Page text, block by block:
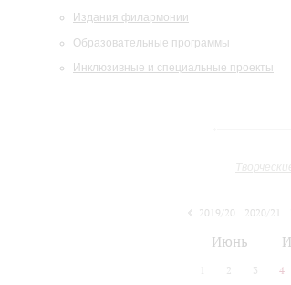
Издания филармонии
Образовательные программы
Инклюзивные и специальные проекты
2019/20 2020/21
Июнь
2 3 4